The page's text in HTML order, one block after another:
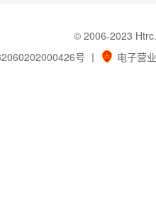
© 2006-2023
号 丨 电子营